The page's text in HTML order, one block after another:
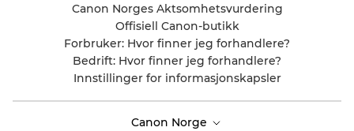
Canon Norges Aktsomhetsvurdering
Offisiell Canon-butikk
Forbruker: Hvor finner jeg forhandlere?
Bedrift: Hvor finner jeg forhandlere?
Innstillinger for informasjonskapsler
Canon Norge